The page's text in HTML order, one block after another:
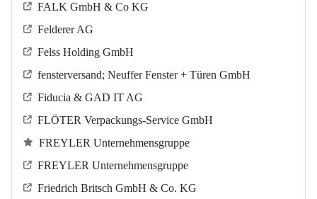
FALK GmbH & Co KG
Felderer AG
Felss Holding GmbH
fensterversand; Neuffer Fenster + Türen GmbH
Fiducia & GAD IT AG
FLÖTER Verpackungs-Service GmbH
FREYLER Unternehmensgruppe
FREYLER Unternehmensgruppe
Friedrich Britsch GmbH & Co. KG